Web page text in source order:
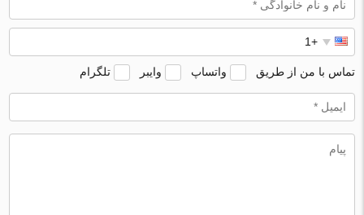
تماس با من از طریق واتساپ وایبر تلگرام